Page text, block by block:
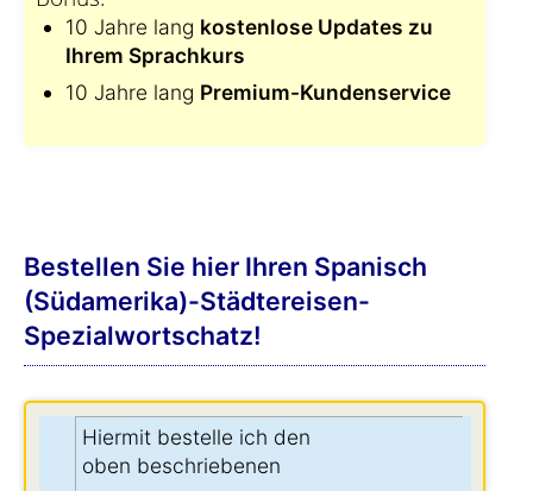
10 Jahre lang kostenlose Updates zu
Ihrem Sprachkurs
10 Jahre lang Premium-Kundenservice
Bestellen Sie hier Ihren Spanisch
(Südamerika)-Städtereisen-
Spezialwortschatz!
Hiermit bestelle ich den
oben beschriebenen